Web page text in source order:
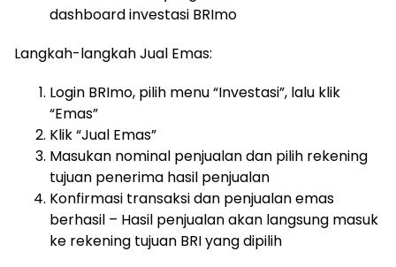
dashboard investasi BRImo
Langkah-langkah Jual Emas:
Login BRImo, pilih menu “Investasi”, lalu klik
“Emas”
Klik “Jual Emas”
Masukan nominal penjualan dan pilih rekening
tujuan penerima hasil penjualan
Konfirmasi transaksi dan penjualan emas
berhasil – Hasil penjualan akan langsung masuk
ke rekening tujuan BRI yang dipilih